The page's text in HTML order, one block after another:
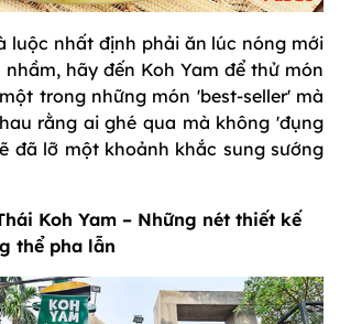
luộc nhất định phải ăn lúc nóng mới
hãy đến Koh Yam để thử món
trong những món 'best-seller' mà
rằng ai ghé qua mà không 'đụng
đã lỡ một khoảnh khắc sung sướng
Koh Yam – Những nét thiết kế
thể pha lẫn